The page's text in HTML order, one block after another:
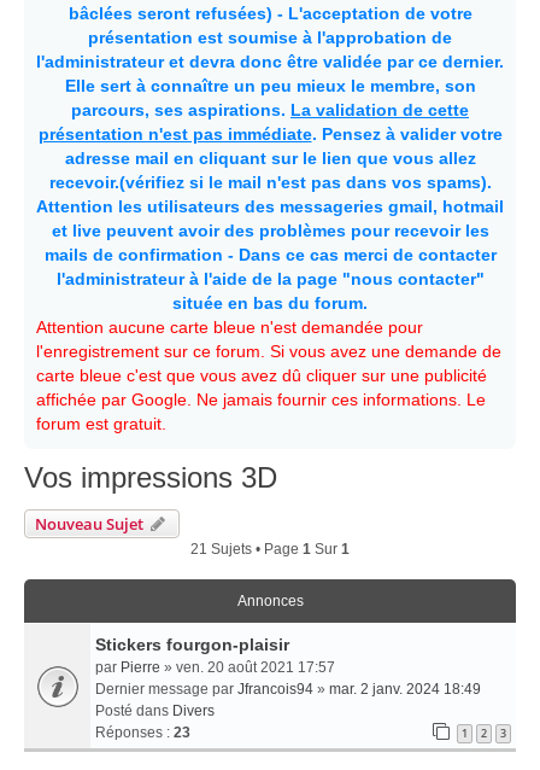
bâclées seront refusées) - L'acceptation de votre
présentation est soumise à l'approbation de
l'administrateur et devra donc être validée par ce dernier.
Elle sert à connaître un peu mieux le membre, son
parcours, ses aspirations. La validation de cette
présentation n'est pas immédiate. Pensez à valider votre
adresse mail en cliquant sur le lien que vous allez
recevoir.(vérifiez si le mail n'est pas dans vos spams).
Attention les utilisateurs des messageries gmail, hotmail
et live peuvent avoir des problèmes pour recevoir les
mails de confirmation - Dans ce cas merci de contacter
l'administrateur à l'aide de la page "nous contacter"
située en bas du forum.
Attention aucune carte bleue n'est demandée pour
l'enregistrement sur ce forum. Si vous avez une demande de
carte bleue c'est que vous avez dû cliquer sur une publicité
affichée par Google. Ne jamais fournir ces informations. Le
forum est gratuit.
Vos impressions 3D
Nouveau Sujet
21 Sujets • Page 1 Sur 1
Annonces
Stickers fourgon-plaisir
par Pierre » ven. 20 août 2021 17:57
Dernier message par Jfrancois94 » mar. 2 janv. 2024 18:49
Posté dans Divers
Réponses : 23 1 2 3